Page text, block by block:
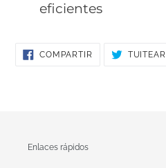
eficientes
COMPARTIR COMPARTIRTUITEAR
Enlaces rápidos